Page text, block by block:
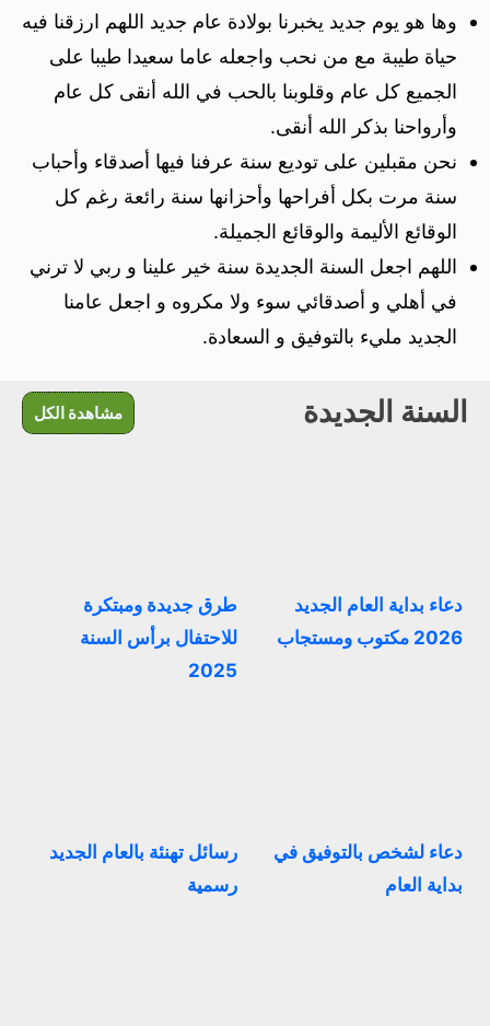
وها هو يوم جديد يخبرنا بولادة عام جديد اللهم ارزقنا فيه
حياة طيبة مع من نحب واجعله عاما سعيدا طيبا على
الجميع كل عام وقلوبنا بالحب في الله أنقى كل عام
وأرواحنا بذكر الله أنقى.
نحن مقبلين على توديع سنة عرفنا فيها أصدقاء وأحباب
سنة مرت بكل أفراحها وأحزانها سنة رائعة رغم كل
الوقائع الأليمة والوقائع الجميلة.
اللهم اجعل السنة الجديدة سنة خير علينا و ربي لا ترني
في أهلي و أصدقائي سوء ولا مكروه و اجعل عامنا
الجديد مليء بالتوفيق و السعادة.
السنة الجديدة مشاهدة الكل
دعاء بداية العام الجديد
2026 مكتوب ومستجاب
طرق جديدة ومبتكرة
للاحتفال برأس السنة
2025
دعاء لشخص بالتوفيق في
بداية العام
رسائل تهنئة بالعام الجديد
رسمية